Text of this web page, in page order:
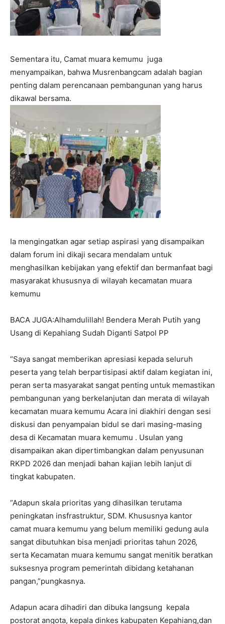
Sementara itu, Camat muara kemumu juga
menyampaikan, bahwa Musrenbangcam adalah bagian
penting dalam perencanaan pembangunan yang harus
dikawal bersama.
Ia mengingatkan agar setiap aspirasi yang disampaikan
dalam forum ini dikaji secara mendalam untuk
menghasilkan kebijakan yang efektif dan bermanfaat bagi
masyarakat khususnya di wilayah kecamatan muara
kemumu
BACA JUGA:Alhamdulillah! Bendera Merah Putih yang
Usang di Kepahiang Sudah Diganti Satpol PP
“Saya sangat memberikan apresiasi kepada seluruh
peserta yang telah berpartisipasi aktif dalam kegiatan ini,
peran serta masyarakat sangat penting untuk memastikan
pembangunan yang berkelanjutan dan merata di wilayah
kecamatan muara kemumu Acara ini diakhiri dengan sesi
diskusi dan penyampaian bidul se dari masing-masing
desa di Kecamatan muara kemumu . Usulan yang
disampaikan akan dipertimbangkan dalam penyusunan
RKPD 2026 dan menjadi bahan kajian lebih lanjut di
tingkat kabupaten.
“Adapun skala prioritas yang dihasilkan terutama
peningkatan insfrastruktur, SDM. Khususnya kantor
camat muara kemumu yang belum memiliki gedung aula
sangat dibutuhkan bisa menjadi prioritas tahun 2026,
serta Kecamatan muara kemumu sangat menitik beratkan
suksesnya program pemerintah dibidang ketahanan
pangan,”pungkasnya.
Adapun acara dihadiri dan dibuka langsung kepala
postorat angota, kepala dinkes kabupaten Kepahiang,dan